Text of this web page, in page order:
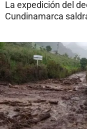
La expedición del
Cundinamarca